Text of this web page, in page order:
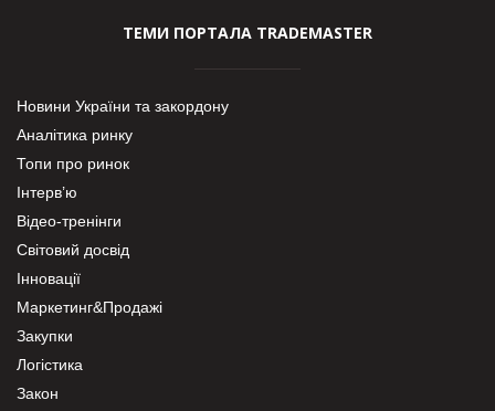
ТЕМИ ПОРТАЛА TRADEMASTER
Новини України та закордону
Аналітика ринку
Топи про ринок
Інтерв’ю
Відео-тренінги
Світовий досвід
Інновації
Маркетинг&Продажі
Закупки
Логістика
Закон